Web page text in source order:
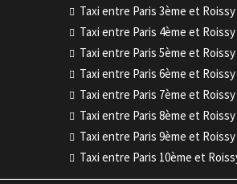
Taxi entre Paris 3ème et Roissy
Taxi entre Paris 4ème et Roissy
Taxi entre Paris 5ème et Roissy
Taxi entre Paris 6ème et Roissy
Taxi entre Paris 7ème et Roissy
Taxi entre Paris 8ème et Roissy
Taxi entre Paris 9ème et Roissy
Taxi entre Paris 10ème et